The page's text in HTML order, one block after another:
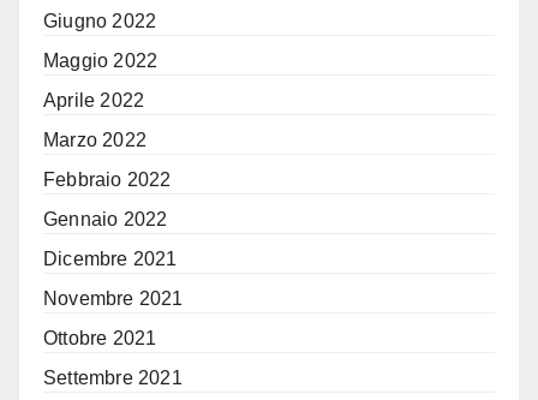
Giugno 2022
Maggio 2022
Aprile 2022
Marzo 2022
Febbraio 2022
Gennaio 2022
Dicembre 2021
Novembre 2021
Ottobre 2021
Settembre 2021